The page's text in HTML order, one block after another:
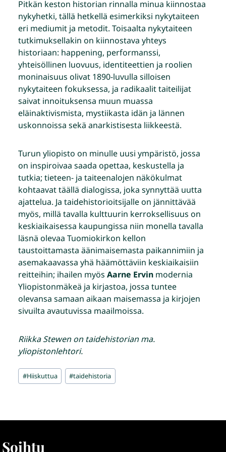
Pitkän keston historian rinnalla minua kiinnostaa
nykyhetki, tällä hetkellä esimerkiksi nykytaiteen
eri mediumit ja metodit. Toisaalta nykytaiteen
tutkimuksellakin on kiinnostava yhteys
historiaan: happening, performanssi,
yhteisöllinen luovuus, identiteettien ja roolien
moninaisuus olivat 1890-luvulla silloisen
nykytaiteen fokuksessa, ja radikaalit taiteilijat
saivat innoituksensa muun muassa
eläinaktivismista, mystiikasta idän ja lännen
uskonnoissa sekä anarkistisesta liikkeestä.
Turun yliopisto on minulle uusi ympäristö, jossa
on inspiroivaa saada opettaa, keskustella ja
tutkia; tieteen- ja taiteenalojen näkökulmat
kohtaavat täällä dialogissa, joka synnyttää uutta
ajattelua. Ja taidehistorioitsijalle on jännittävää
myös, millä tavalla kulttuurin kerroksellisuus on
keskiaikaisessa kaupungissa niin monella tavalla
läsnä olevaa Tuomiokirkon kellon
taustoittamasta äänimaisemasta paikannimiin ja
asemakaavassa yhä häämöttäviin keskiaikaisiin
reitteihin; ihailen myös Aarne Ervin modernia
Yliopistonmäkeä ja kirjastoa, jossa tuntee
olevansa samaan aikaan maisemassa ja kirjojen
sivuilta avautuvissa maailmoissa.
Riikka Stewen on taidehistorian ma.
yliopistonlehtori.
Avainsanat:
#Hiiskuttua #taidehistoria
Soihtu